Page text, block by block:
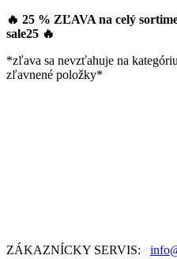
🔥 25 % ZĽAVA na celý
sale25 🔥
*zľava sa nevzťahuje na
zľavnené položky*
ZÁKAZNÍCKY SERVIS: